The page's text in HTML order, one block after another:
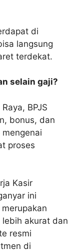
di
langsung
terdekat.
selain gaji?
BPJS
bonus, dan
proses
Kasir
ini
akurat dan
resmi
di